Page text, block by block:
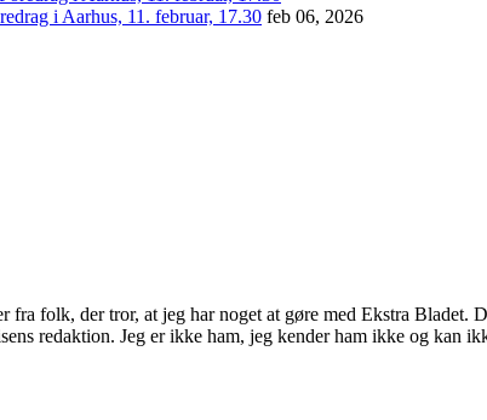
i Aarhus, 11. februar, 17.30 feb 06, 2026
fra folk, der tror, at jeg har noget at gøre med Ekstra
redaktion. Jeg er ikke ham, jeg kender ham ikke og kan